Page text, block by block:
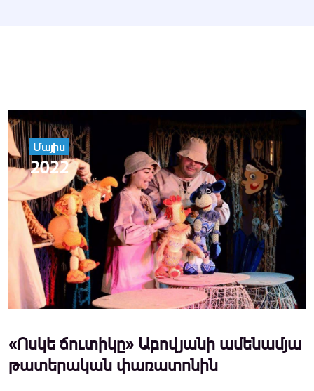
Մայիս
2022
«Ոսկե ճուտիկը» Աբովյանի ամենամյա
թատերական փառատոնին